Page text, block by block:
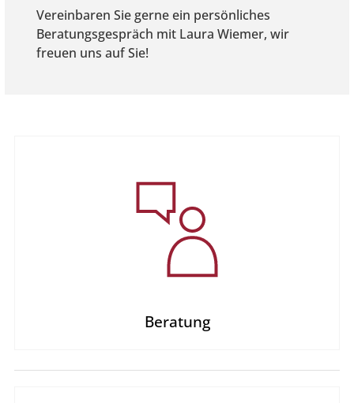
Vereinbaren Sie gerne ein persönliches
Beratungsgespräch mit Laura Wiemer, wir
freuen uns auf Sie!
Beratung